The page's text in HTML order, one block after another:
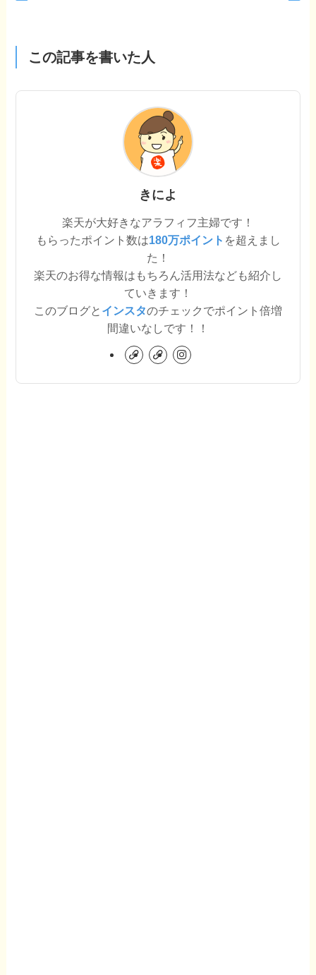
この記事を書いた人
きによ
楽天が大好きなアラフィフ主婦です！
もらったポイント数は180万ポイント を超えまし
た！
楽天のお得な情報はもちろん活用法なども紹介し
ていきます！
このブログと インスタのチェックでポイント倍増
間違いなしです！！